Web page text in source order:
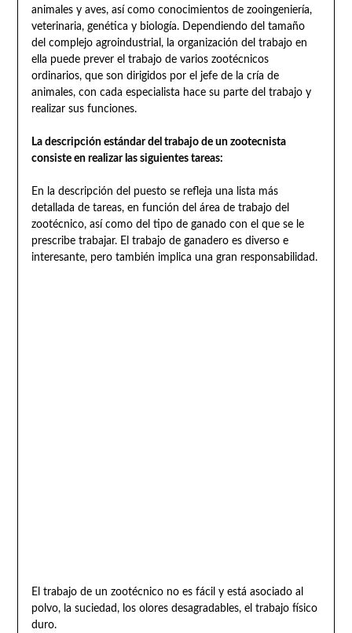
animales y aves, así como conocimientos de zooingeniería,
veterinaria, genética y biología. Dependiendo del tamaño
del complejo agroindustrial, la organización del trabajo en
ella puede prever el trabajo de varios zootécnicos
ordinarios, que son dirigidos por el jefe de la cría de
animales, con cada especialista hace su parte del trabajo y
realizar sus funciones.
La descripción estándar del trabajo de un zootecnista
consiste en realizar las siguientes tareas:
En la descripción del puesto se refleja una lista más
detallada de tareas, en función del área de trabajo del
zootécnico, así como del tipo de ganado con el que se le
prescribe trabajar. El trabajo de ganadero es diverso e
interesante, pero también implica una gran responsabilidad.
El trabajo de un zootécnico no es fácil y está asociado al
polvo, la suciedad, los olores desagradables, el trabajo físico
duro.